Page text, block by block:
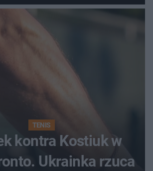
TENIS
kontra Kostiuk w
Ukrainka rzuca